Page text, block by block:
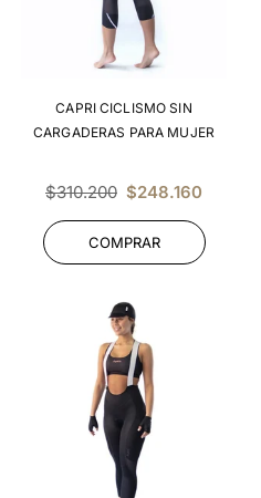
CAPRI CICLISMO SIN
CARGADERAS PARA MUJER
Precio
$310.200 $248.160
COMPRAR